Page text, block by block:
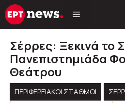
Μετάβαση
σε
Σέρρες: Ξεκινά το
Πανεπιστημιάδα
Θεάτρου
ΠΕΡΙΦΕΡΕΙΑΚΟΊ ΣΤΑΘΜΟΊ